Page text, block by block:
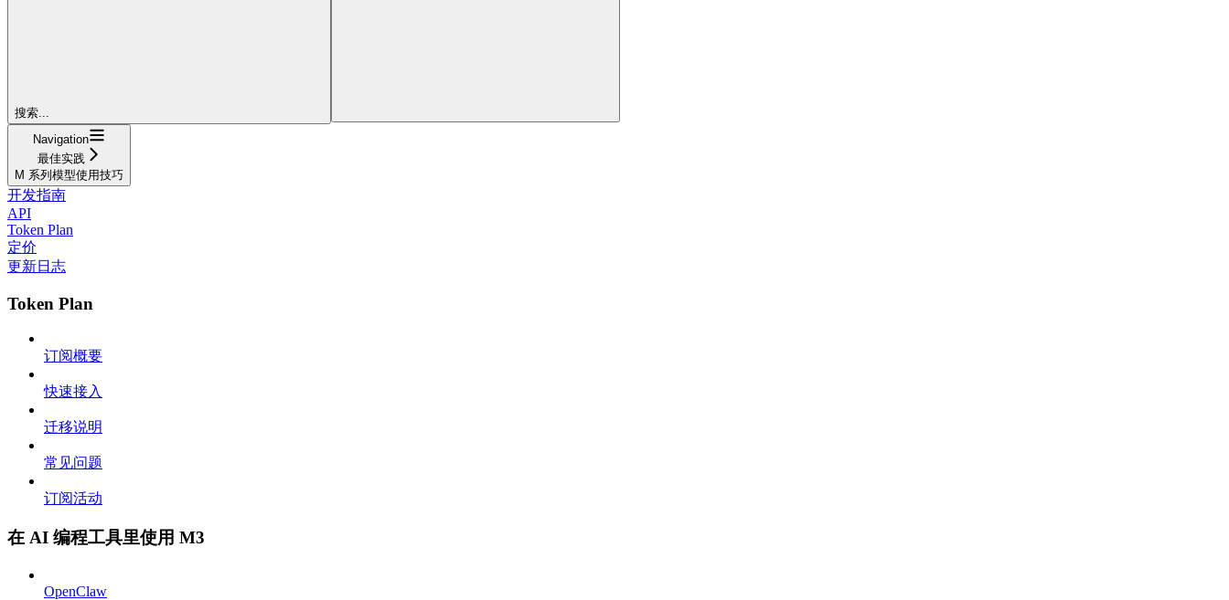
搜索...
Navigation
最佳实践
M 系列模型使用技巧
开发指南
API
Token Plan
定价
更新日志
Token Plan
订阅概要
快速接入
迁移说明
常见问题
订阅活动
在 AI 编程工具里使用 M3
OpenClaw